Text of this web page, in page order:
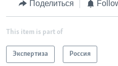
Поделиться
This item is part of
Экспертиза Россия